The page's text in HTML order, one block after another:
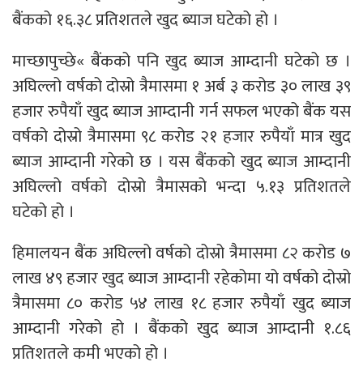
बैंकको १६.३८ प्रतिशतले खुद ब्याज घटेको हो ।
माच्छापुच्छे« बैंकको पनि खुद ब्याज आम्दानी घटेको छ ।
अघिल्लो वर्षको दोस्रो त्रैमासमा १ अर्ब ३ करोड ३० लाख ३९
हजार रुपैयाँ खुद ब्याज आम्दानी गर्न सफल भएको बैंक यस
वर्षको दोस्रो त्रैमासमा ९८ करोड २१ हजार रुपैयाँ मात्र खुद
ब्याज आम्दानी गरेको छ । यस बैंकको खुद ब्याज आम्दानी
अघिल्लो वर्षको दोस्रो त्रैमासको भन्दा ५.१३ प्रतिशतले
घटेको हो ।
हिमालयन बैंक अघिल्लो वर्षको दोस्रो त्रैमासमा ८२ करोड ७
लाख ४९ हजार खुद ब्याज आम्दानी रहेकोमा यो वर्षको दोस्रो
त्रैमासमा ८० करोड ५४ लाख १८ हजार रुपैयाँ खुद ब्याज
आम्दानी गरेको हो । बैंकको खुद ब्याज आम्दानी १.८६
प्रतिशतले कमी भएको हो ।